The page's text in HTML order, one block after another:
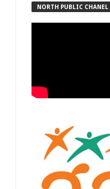
NORTH PUBLIC CHANEL